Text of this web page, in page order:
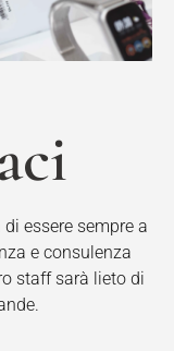
essere sempre a
e consulenza
staff sarà lieto di